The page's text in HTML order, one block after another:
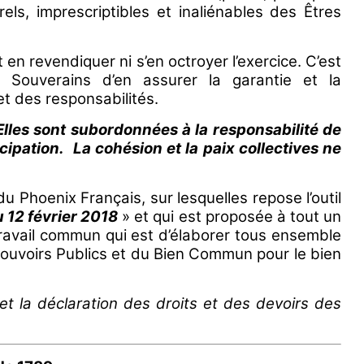
imprescriptibles et inaliénables des Êtres
revendiquer ni s’en octroyer l’exercice. C’est
d’en assurer la garantie et la
des responsabilités.
sont subordonnées à la responsabilité de
La cohésion et la paix collectives ne
Français, sur lesquelles repose l’outil
12 février 2018 » et qui est proposée à tout un
commun qui est d’élaborer tous ensemble
Publics et du Bien Commun pour le bien
la déclaration des droits et des devoirs des